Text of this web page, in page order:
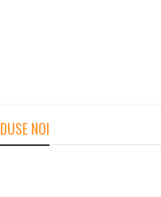
NOI